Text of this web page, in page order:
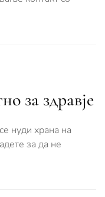
за здравје
нуди храна на
за да не